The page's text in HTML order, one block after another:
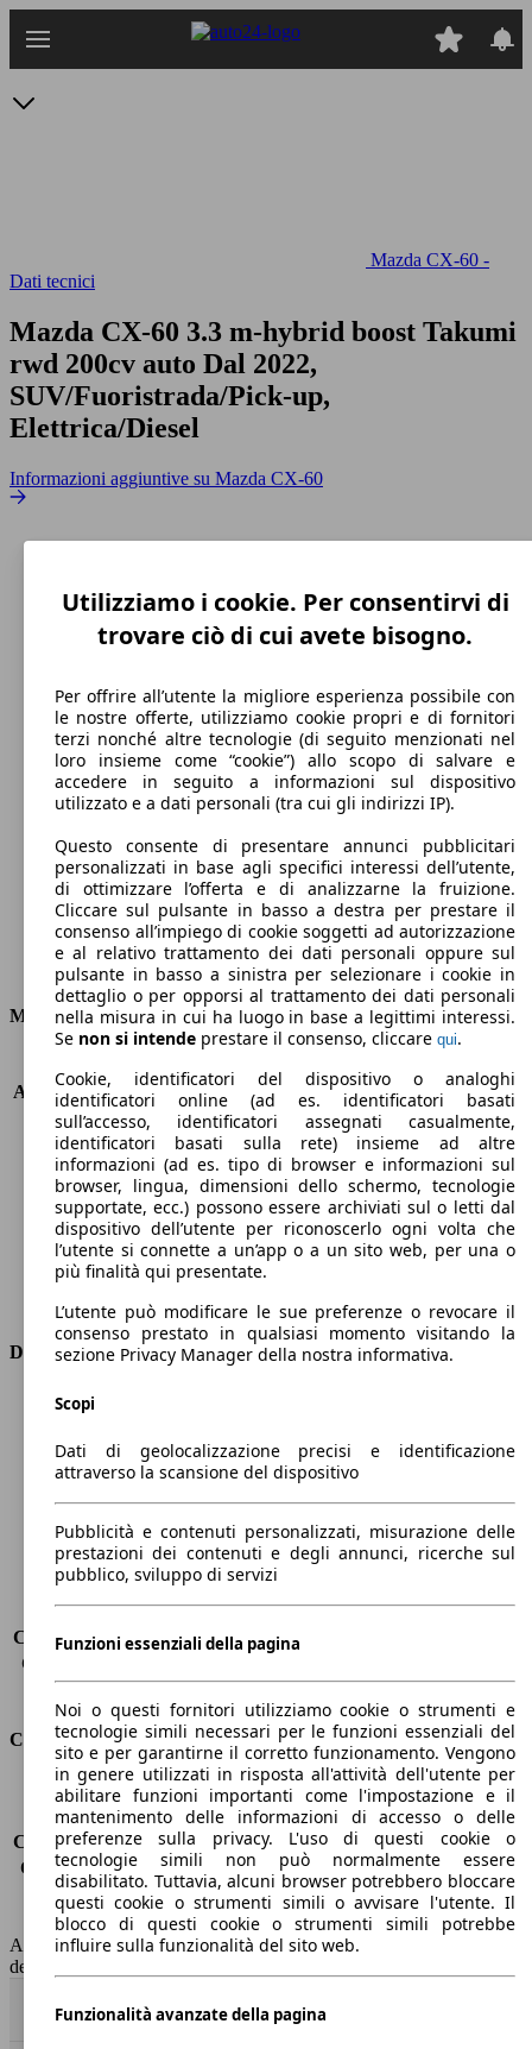
Mazda CX-60 -
Dati tecnici
Mazda CX-60 3.3 m-hybrid boost Takumi
rwd 200cv auto Dal 2022,
SUV/Fuoristrada/Pick-up,
Elettrica/Diesel
Informazioni aggiuntive su Mazda CX-60
212 km/h
Elettrica/Diesel
Carburante
Motore e Prestazioni
Accelerazione (0-100 km/h)
8.4s
Velocità massima (km/h)
212 km/h
Numero di marce
8
Coppia
450 nm
Cilindrata
3283 ccm
Carburante
Elettrica/Diesel
Cilindri
6
Trasmissione
Automatico
Tipo di trazione
trazione posteriore
Dimensioni
Lunghezza
Larghezza
1890 mm
Passo
2870 mm
Peso massimo
-
Carico massimo
-
Porte
5
Sedili
5
Carico sul tetto
-
Capacità di traino (senza freni) -
Capacità di traino (con freni)
Volume del bagagliaio
Consumi
Emissioni di CO2*
-
Consumo (urbano)
-
Consumo (extra-urbano)
-
Consumo (combinato)*
Classe di emissione
Euro 6
Capacità del serbatoio
58 l
AutoScout24 non si assume alcuna responsabilità per la correttezza
dei dati.
Utilizziamo i cookie. Per consentirvi di
trovare ciò di cui avete bisogno.
Per offrire all’utente la migliore esperienza possibile con
le nostre offerte, utilizziamo cookie propri e di fornitori
terzi nonché altre tecnologie (di seguito menzionati nel
loro insieme come “cookie”) allo scopo di salvare e
accedere in seguito a informazioni sul dispositivo
utilizzato e a dati personali (tra cui gli indirizzi IP).
Questo consente di presentare annunci pubblicitari
personalizzati in base agli specifici interessi dell’utente,
di ottimizzare l’offerta e di analizzarne la fruizione.
Cliccare sul pulsante in basso a destra per prestare il
consenso all’impiego di cookie soggetti ad autorizzazione
e al relativo trattamento dei dati personali oppure sul
pulsante in basso a sinistra per selezionare i cookie in
dettaglio o per opporsi al trattamento dei dati personali
nella misura in cui ha luogo in base a legittimi interessi.
Se non si intende prestare il consenso, cliccare qui.
Cookie, identificatori del dispositivo o analoghi
identificatori online (ad es. identificatori basati
sull’accesso, identificatori assegnati casualmente,
identificatori basati sulla rete) insieme ad altre
informazioni (ad es. tipo di browser e informazioni sul
browser, lingua, dimensioni dello schermo, tecnologie
supportate, ecc.) possono essere archiviati sul o letti dal
dispositivo dell’utente per riconoscerlo ogni volta che
l’utente si connette a un’app o a un sito web, per una o
più finalità qui presentate.
L’utente può modificare le sue preferenze o revocare il
consenso prestato in qualsiasi momento visitando la
sezione Privacy Manager della nostra informativa.
Scopi
Dati di geolocalizzazione precisi e identificazione
attraverso la scansione del dispositivo
Pubblicità e contenuti personalizzati, misurazione delle
prestazioni dei contenuti e degli annunci, ricerche sul
pubblico, sviluppo di servizi
Funzioni essenziali della pagina
Noi o questi fornitori utilizziamo cookie o strumenti e
tecnologie simili necessari per le funzioni essenziali del
sito e per garantirne il corretto funzionamento. Vengono
in genere utilizzati in risposta all'attività dell'utente per
abilitare funzioni importanti come l'impostazione e il
mantenimento delle informazioni di accesso o delle
preferenze sulla privacy. L'uso di questi cookie o
tecnologie simili non può normalmente essere
disabilitato. Tuttavia, alcuni browser potrebbero bloccare
questi cookie o strumenti simili o avvisare l'utente. Il
blocco di questi cookie o strumenti simili potrebbe
influire sulla funzionalità del sito web.
Funzionalità avanzate della pagina